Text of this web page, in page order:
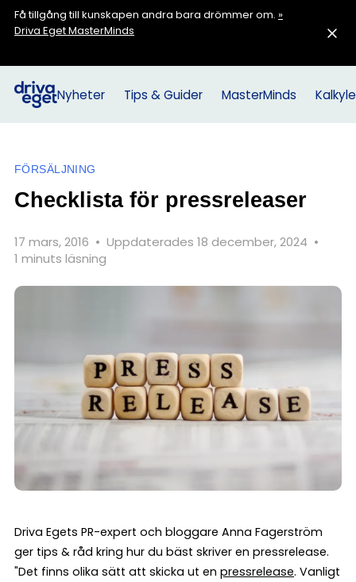
Få tillgång till kunskapen andra bara drömmer om. »
Driva Eget MasterMinds
Nyheter Tips & Guider MasterMinds
FÖRSÄLJNING
Checklista för pressreleaser
17 mars, 2016 • Uppdaterades 18 december, 2024 •
1 minuts läsning
Driva Egets PR-expert och bloggare Anna Fagerström
ger tips & råd kring hur du bäst skriver en pressrelease.
"Det finns olika sätt att skicka ut en pressrelease. Vanligt